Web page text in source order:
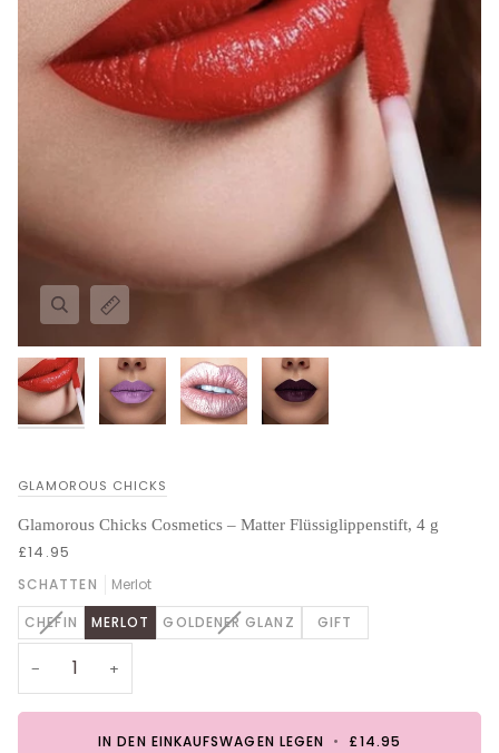
GLAMOROUS CHICKS
Glamorous Chicks Cosmetics – Matter Flüssiglippenstift, 4 g
£14.95
SCHATTEN Merlot
CHEFINVARIANTE
AUSVERKAUFT
ODER
MERLOT GOLDENER GLANZ
VARIANTE
AUSVERKAUFT
GIFT
− +
IN DEN EINKAUFSWAGEN LEGEN • £14.95